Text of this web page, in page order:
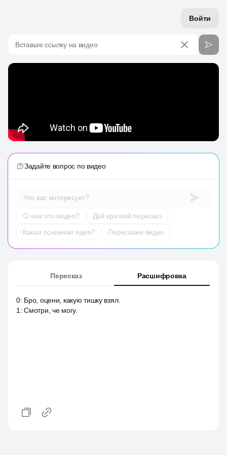
Войти
Вставьте ссылку на видео
Задайте вопрос по видео
Что вас интересует?
О чем это видео?
Дай краткий пересказ
Какая основная идея?
Перескажи видео
Пересказ Расшифровка
0: Бро, оцени, какую тишку взял.
1 :Смотри, че могу.